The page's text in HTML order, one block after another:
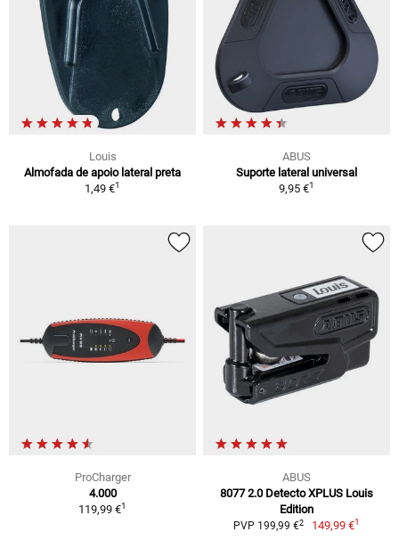
Louis
Almofada de apoio lateral preta
1,49 €1
ABUS
Suporte lateral universal
9,95 €1
ProCharger
4.000
119,99 €1
ABUS
8077 2.0 Detecto XPLUS Louis
Edition
PVP 199,99 €2 149,99 €1